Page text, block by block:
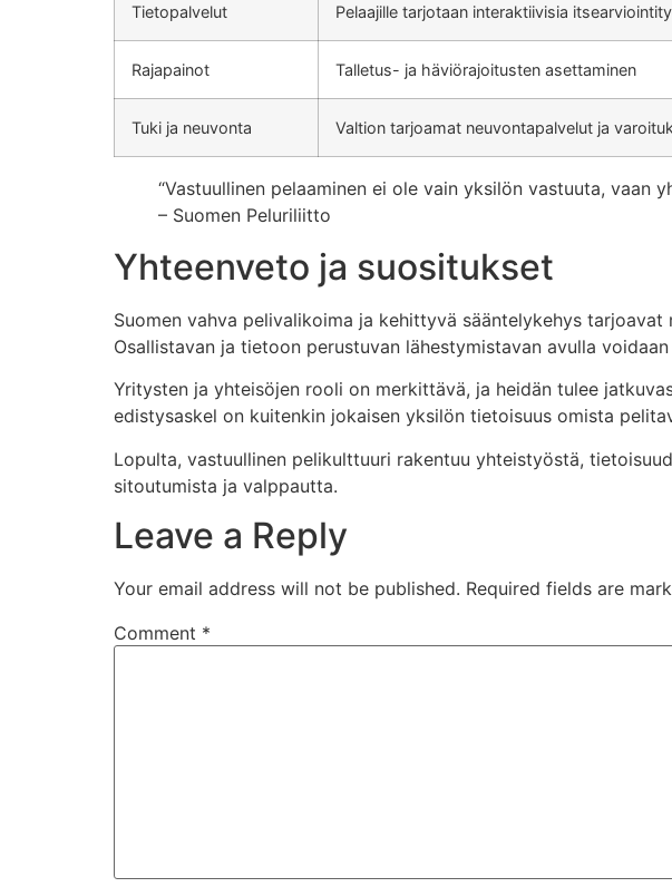
Tietopalvelut Pelaajille tarjotaan interaktiivisia
Rajapainot Talletus- ja häviörajoitusten asettaminen
Tuki ja neuvonta Valtion tarjoamat neuvontapalvelut ja
“Vastuullinen pelaaminen ei ole vain yksilön vastuuta, vaan
– Suomen Peluriliitto
Yhteenveto ja suositukset
Suomen vahva pelivalikoima ja kehittyvä sääntelykehys
Osallistavan ja tietoon perustuvan lähestymistavan avulla
Yritysten ja yhteisöjen rooli on merkittävä, ja heidän tulee
edistysaskel on kuitenkin jokaisen yksilön tietoisuus omista
Lopulta, vastuullinen pelikulttuuri rakentuu yhteistyöstä,
sitoutumista ja valppautta.
Leave a Reply
Your email address will not be published. Required fields are
Comment *